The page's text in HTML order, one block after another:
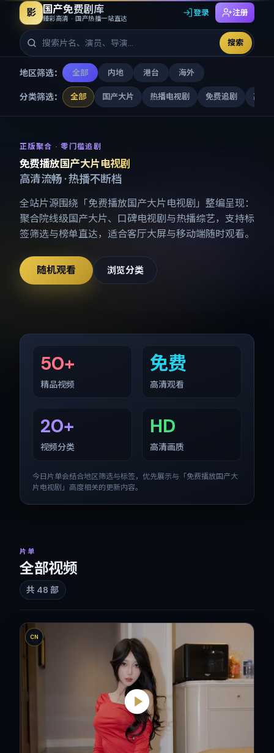
影 国产免费剧库
臻彩高清 · 国产热播一站直达
搜索
登录 注册
地区筛选： 全部 内地 港台 海外
分类筛选： 全部 国产大片 热播电视剧 免费追剧 高清
正版聚合 · 零门槛追剧
免费播放国产大片电视剧
高清流畅 · 热播不断档
全站片源围绕「免费播放国产大片电视剧 」整编呈现：
聚合院线级国产大片、口碑电视剧与热播综艺，支持标
签筛选与榜单直达，适合客厅大屏与移动端随时观看。
随机观看 浏览分类
50+
精品视频
免费
高清观看
20+
视频分类
HD
高清画质
今日片单会结合地区筛选与标签，优先展示与「免费播放国产大
片电视剧 」高度相关的更新内容。
片单
全部视频
共 48 部
CN